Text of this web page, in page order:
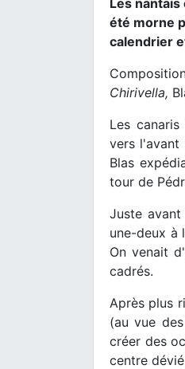
été morne
calendrier
Chirivella,
Les
vers l'avant
Blas
tour de
Juste
une-deux à
On venait
cadrés.
Après plus
(au vue
créer des
centre